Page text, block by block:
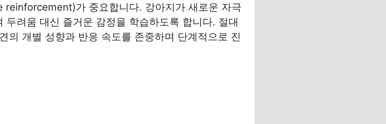
가 중요합니다. 강아지가 새로운 자극
려움 대신 즐거운 감정을 학습하도록 합니다. 절대
의 개별 성향과 반응 속도를 존중하며 단계적으로 진